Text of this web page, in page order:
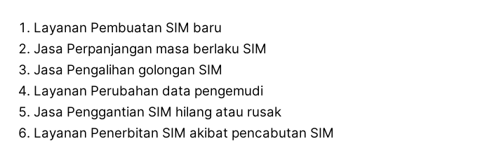
Layanan Pembuatan SIM baru
Jasa Perpanjangan masa berlaku SIM
Jasa Pengalihan golongan SIM
Layanan Perubahan data pengemudi
Jasa Penggantian SIM hilang atau rusak
Layanan Penerbitan SIM akibat pencabutan SIM